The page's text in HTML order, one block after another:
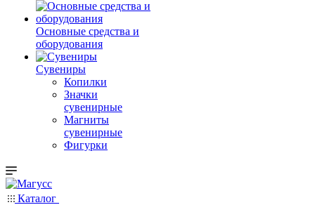
Основные средства и
оборудования
Сувениры
Копилки
Значки
сувенирные
Магниты
сувенирные
Фигурки
Каталог